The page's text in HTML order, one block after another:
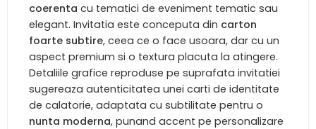
coerenta cu tematici de eveniment tematic sau
elegant. Invitatia este conceputa din carton
foarte subtire, ceea ce o face usoara, dar cu un
aspect premium si o textura placuta la atingere.
Detaliile grafice reproduse pe suprafata invitatiei
sugereaza autenticitatea unei carti de identitate
de calatorie, adaptata cu subtilitate pentru o
nunta moderna, punand accent pe personalizare